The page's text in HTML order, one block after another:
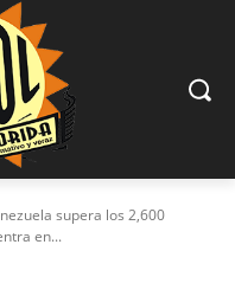
supera los 2,600
en...